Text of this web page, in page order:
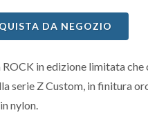
DA NEGOZIO
in edizione limitata
serie Z Custom, in finitura
nylon.